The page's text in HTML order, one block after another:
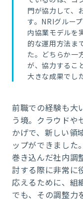
門が協力して、
す。NRIグルー
内協業モデルを
的な運用方法ま
た。どちらか一
が、協力するこ
大きな成果でした
前職での経験も大
う境。クラウドや
かげで、新しい領
ップができました
巻き込んだ社内調
討する際に非常に
応えるために、組
でも、その調整力